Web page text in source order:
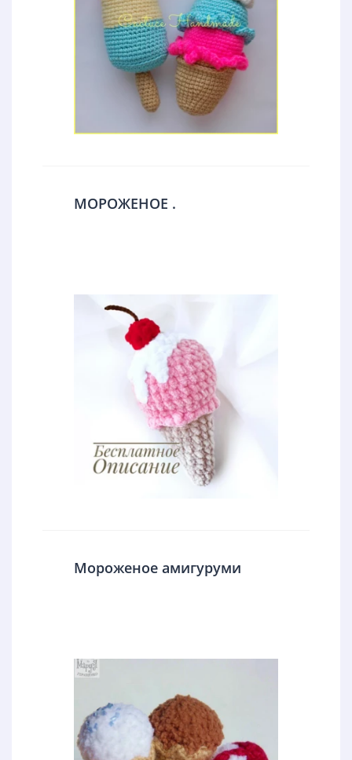
МОРОЖЕНОЕ .
Мороженое амигуруми